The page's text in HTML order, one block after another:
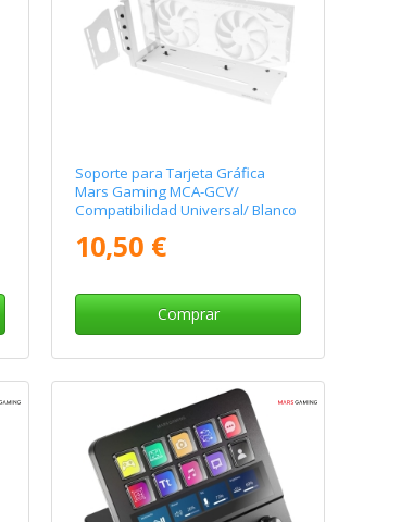
Soporte para Tarjeta Gráfica
Mars Gaming MCA-GCV/
Compatibilidad Universal/ Blanco
10,50 €
Comprar